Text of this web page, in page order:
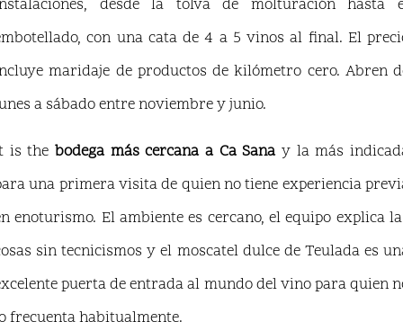
desde la tolva de molturación hasta
con una cata de 4 a 5 vinos al final. El
maridaje de productos de kilómetro cero. Abren
a sábado entre noviembre y junio.
is the bodega más cercana a Ca Sanay la más
una primera visita de quien no tiene experiencia
enoturismo. El ambiente es cercano, el equipo explica
sin tecnicismos y el moscatel dulce de Teulada es
puerta de entrada al mundo del vino para quien